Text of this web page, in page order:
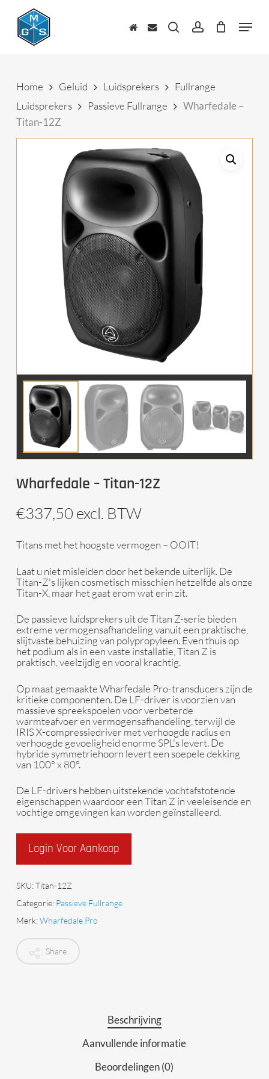
content
zoekenaccount Menu
Home Geluid Luidsprekers
Fullrange
Luidsprekers
Passieve Fullrange
Wharfedale –
Titan-12Z
Wharfedale – Titan-12Z
€337,50 excl. BTW
Titans met het hoogste vermogen – OOIT!
Laat u niet misleiden door het bekende uiterlijk. De
Titan-Z's lijken cosmetisch misschien hetzelfde als onze
Titan-X, maar het gaat erom wat erin zit.
De passieve luidsprekers uit de Titan Z-serie bieden
extreme vermogensafhandeling vanuit een praktische,
slijtvaste behuizing van polypropyleen. Even thuis op
het podium als in een vaste installatie, Titan Z is
praktisch, veelzijdig en vooral krachtig.
Op maat gemaakte Wharfedale Pro-transducers zijn de
kritieke componenten. De LF-driver is voorzien van
massieve spreekspoelen voor verbeterde
warmteafvoer en vermogensafhandeling, terwijl de
IRIS X-compressiedriver met verhoogde radius en
verhoogde gevoeligheid enorme SPL's levert. De
hybride symmetriehoorn levert een soepele dekking
van 100° x 80°.
De LF-drivers hebben uitstekende vochtafstotende
eigenschappen waardoor een Titan Z in veeleisende en
vochtige omgevingen kan worden geïnstalleerd.
Login Voor Aankoop
SKU:Titan-12Z
Categorie: Passieve Fullrange
Merk:Wharfedale Pro
Share
Beschrijving
Aanvullende informatie
Beoordelingen (0)